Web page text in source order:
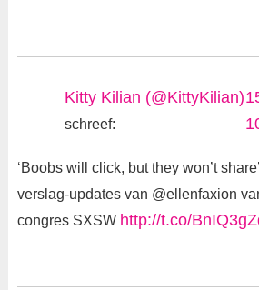
Kitty Kilian (@KittyKilian)
schreef:
‘Boobs will click, but they won’t
verslag-updates van @ellenfaxion
congres SXSW http://t.co/